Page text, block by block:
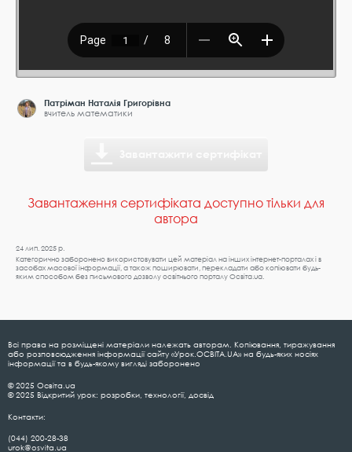
Патріман Наталія Григорівна
вчитель математики
Завантаження сертифіката доступно тільки для
автора
24 лип. 2025 р.
Категорично заборонено використовувати цей матеріал на інших інтернет-порталах і в
засобах масової інформації, а також поширювати, перекладати або копіювати будь-
яким способом без письмового дозволу освітнього порталу Освіта.ua.
Всі права на розміщені матеріали належать авторам. Копіювання, тиражування
або розповсюдження інформації сайту «Урок.ОСВІТА.UA» на будь-яких носіях
інформації та в будь-якому вигляді заборонено
© 2025 Освіта.ua
© 2025 Відкритий урок: розробки, технології, досвід
Контакти:
(044) 200-28-38
urok@osvita.ua